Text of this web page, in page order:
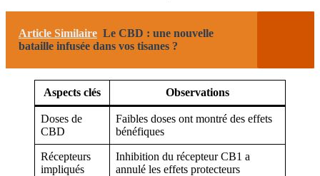
Article Similaire Le CBD : une nouvelle
bataille infusée dans vos tisanes ?
Aspects clés Observations
Doses de
CBD
Faibles doses ont montré des effets
bénéfiques
Récepteurs
impliqués
Inhibition du récepteur CB1 a
annulé les effets protecteurs